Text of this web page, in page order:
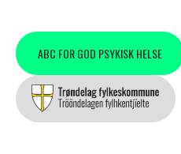
ABC FOR GOD PSYKISK HELSE